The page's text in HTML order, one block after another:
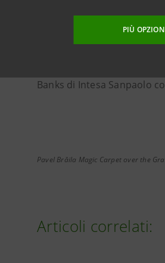
PIÙ
EXIMBANK offre servizi
sviluppo economico della
Con una presenza
Banks di Intesa Sanpaolo
Pavel Brăila Magic Carpet over the
Articoli correlati: